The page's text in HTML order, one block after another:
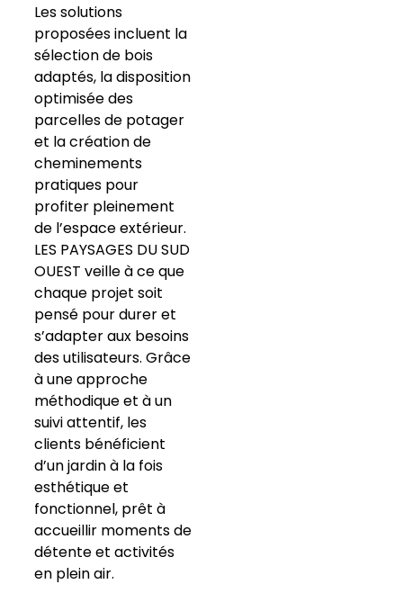
Les solutions
proposées incluent la
sélection de bois
adaptés, la disposition
optimisée des
parcelles de potager
et la création de
cheminements
pratiques pour
profiter pleinement
de l’espace extérieur.
LES PAYSAGES DU SUD
OUEST veille à ce que
chaque projet soit
pensé pour durer et
s’adapter aux besoins
des utilisateurs. Grâce
à une approche
méthodique et à un
suivi attentif, les
clients bénéficient
d’un jardin à la fois
esthétique et
fonctionnel, prêt à
accueillir moments de
détente et activités
en plein air.